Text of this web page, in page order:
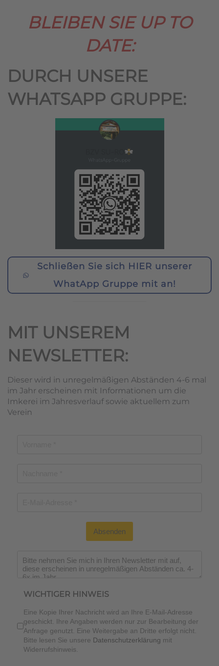
BLEIBEN SIE UP TO
DATE:
DURCH UNSERE
WHATSAPP GRUPPE:
Schließen Sie sich HIER unserer
WhatApp Gruppe mit an!
MIT UNSEREM
NEWSLETTER:
Dieser wird in unregelmäßigen Abständen 4-6 mal
im Jahr erscheinen mit Informationen um die
Imkerei im Jahresverlauf sowie aktuellem zum
Verein
Absenden
WICHTIGER HINWEIS
Eine Kopie Ihrer Nachricht wird an Ihre E-Mail-Adresse
geschickt. Ihre Angaben werden nur zur Bearbeitung der
Anfrage genutzt. Eine Weitergabe an Dritte erfolgt nicht.
Bitte lesen Sie unsere Datenschutzerklärung mit
Widerrufshinweis.